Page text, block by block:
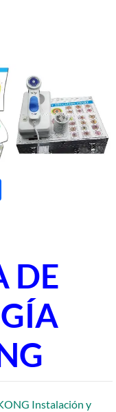
DE
Instalación y